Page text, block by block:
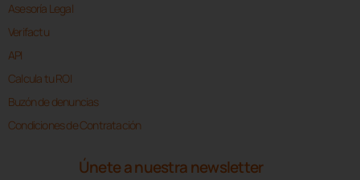
Asesoría Legal
Verifactu
API
Calcula tu ROI
Buzón de denuncias
Condiciones de Contratación
Únete a nuestra newsletter